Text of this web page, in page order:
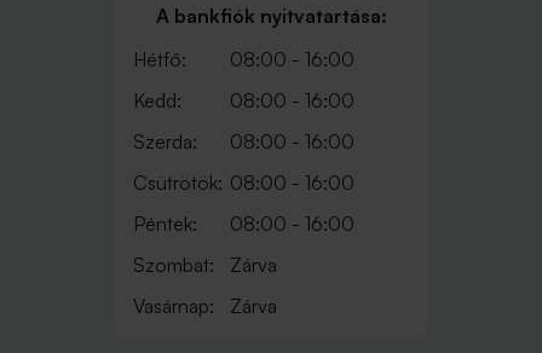
A bankfiók nyitvatartása:
Hétfő:
08:00 - 16:00
Kedd:
08:00 - 16:00
Szerda:
08:00 - 16:00
Csütrötök: 08:00 - 16:00
Péntek:
08:00 - 16:00
Szombat:
Zárva
Vasárnap:
Zárva